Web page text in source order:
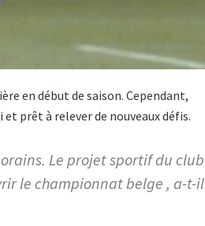
en début de saison. Cependant,
prêt à relever de nouveaux défis.
Le projet sportif du club
le championnat belge , a-t-il